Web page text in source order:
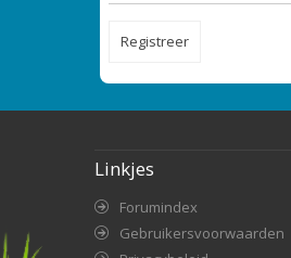
Registreer
Linkjes
Forumindex
Gebruikersvoorwaarden